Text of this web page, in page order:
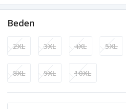
Beden
2XL 3XL 4XL 5XL
8XL 9XL 10XL